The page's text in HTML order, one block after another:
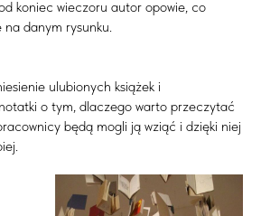
koniec wieczoru autor opowie, co
na danym rysunku.
ulubionych książek i
o tym, dlaczego warto przeczytać
będą mogli ją wziąć i dzięki niej